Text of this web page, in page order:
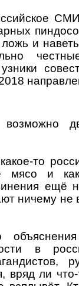
ложь и
узники
то
мясо и
ещё
ничему
в
вряд ли